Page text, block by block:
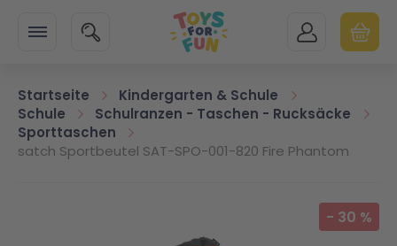
SUCHE MEIN KONTO
Startseite
Kindergarten & Schule
Schule
Schulranzen - Taschen - Rucksäcke
Sporttaschen
satch Sportbeutel SAT-SPO-001-820 Fire Phantom
- 30 %